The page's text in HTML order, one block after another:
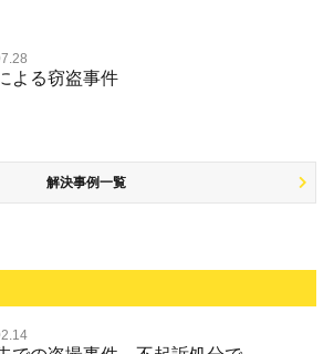
売買
ジポルノ
け等
故
任者遺棄
反
色
発の不安や悩み
よる窃盗事件
解決事例一覧